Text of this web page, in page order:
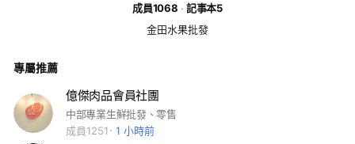
成員1068
記事本5
金田水果批發
專屬推薦
億傑肉品會員社團
中部專業生鮮批發、零售
成員1251
1 小時前